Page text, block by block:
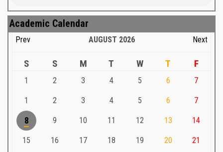
Academic Calendar
Prev AUGUST 2026 Next
S S M T W T F
1 2 3 4 5 6 7
1 2 3 4 5 6 7
8 9 10 11 12 13 14
15 16 17 18 19 20 21